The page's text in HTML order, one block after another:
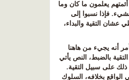
يعلمون ما كان وما
.فإذا نسبوا إلى
عشان التقية والبداء،
أنه يجيء من هاهنا
بالضبط، النص يأتي
ذلك على سبيل التقية.
بخلافه، السلوك